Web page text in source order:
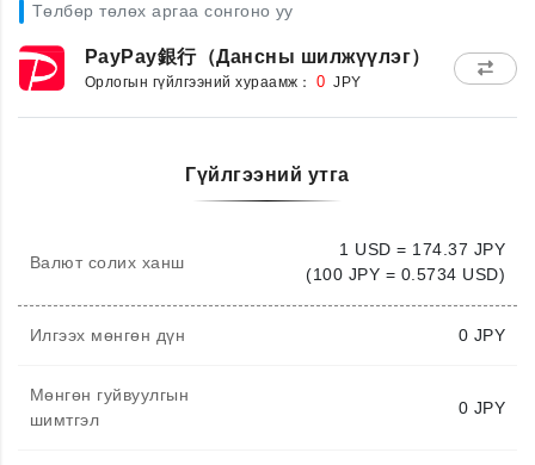
Төлбөр төлөх аргаа сонгоно уу
PayPay銀行（Дансны шилжүүлэг）
Орлогын гүйлгээний хураамж： 0 JPY
Гүйлгээний утга
Валют солих ханш
1 USD = 174.37 JPY
(100 JPY = 0.5734 USD)
Илгээх мөнгөн дүн 0 JPY
Мөнгөн гуйвуулгын
шимтгэл
0 JPY